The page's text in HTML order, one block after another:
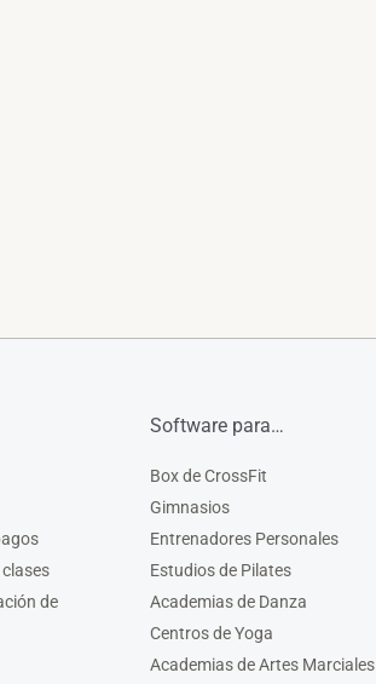
de
Software para…
Box de CrossFit
Gimnasios
Entrenadores Personales
Estudios de Pilates
Academias de Danza
Centros de Yoga
Academias de Artes Marciales